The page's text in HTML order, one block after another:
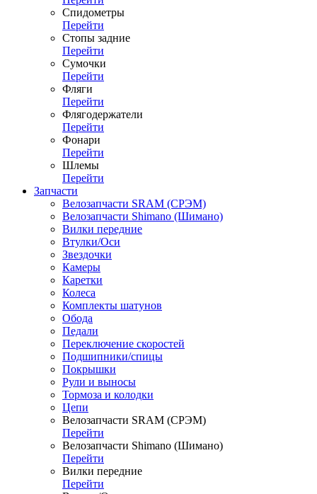
Спидометры
Перейти
Стопы задние
Перейти
Сумочки
Перейти
Фляги
Перейти
Флягодержатели
Перейти
Фонари
Перейти
Шлемы
Перейти
Запчасти
Велозапчасти SRAM (СРЭМ)
Велозапчасти Shimano (Шимано)
Вилки передние
Втулки/Оси
Звездочки
Камеры
Каретки
Колеса
Комплекты шатунов
Обода
Педали
Переключение скоростей
Подшипники/спицы
Покрышки
Рули и выносы
Тормоза и колодки
Цепи
Велозапчасти SRAM (СРЭМ)
Перейти
Велозапчасти Shimano (Шимано)
Перейти
Вилки передние
Перейти